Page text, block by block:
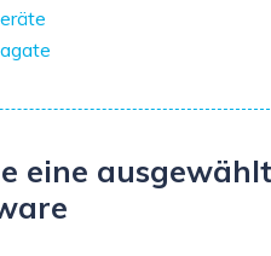
eine